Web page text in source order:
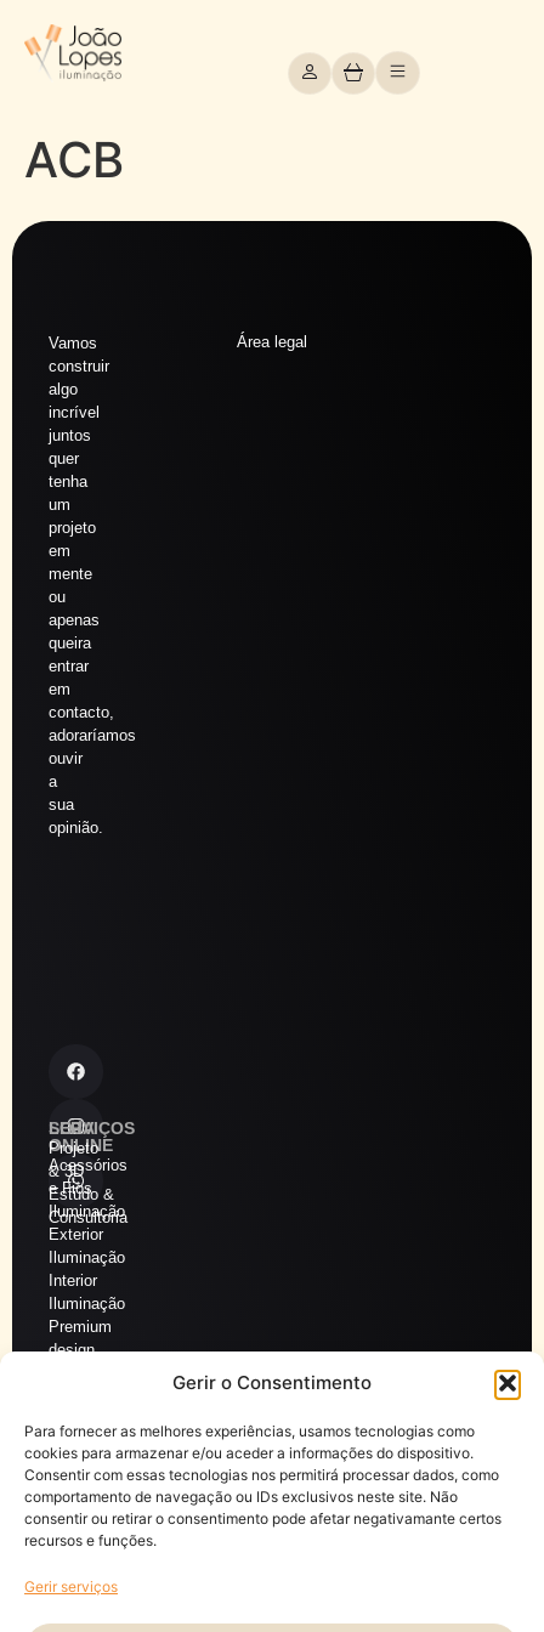
Gerir o Consentimento
Para fornecer as melhores experiências, usamos tecnologias como
cookies para armazenar e/ou aceder a informações do dispositivo.
Consentir com essas tecnologias nos permitirá processar dados, como
comportamento de navegação ou IDs exclusivos neste site. Não
consentir ou retirar o consentimento pode afetar negativamante certos
recursos e funções.
Gerir serviços
ACB
Vamos
construir
algo
incrível
juntos
quer
tenha
um
projeto
em
mente
ou
apenas
queira
entrar
em
contacto,
adoraríamos
ouvir
a
sua
opinião.
SERVIÇOS
Projeto
& 3D
Estudo &
Consultoria
LOJA
ONLINE
Acessórios
e Fios
Iluminação
Exterior
Iluminação
Interior
Iluminação
Premium
design
e Pilhas
Ventoinhas
Mobiliário/Decoração/Espelhos
Ver
mais
NAVEGAÇÃO
Quem
somos
919
193
Área legal